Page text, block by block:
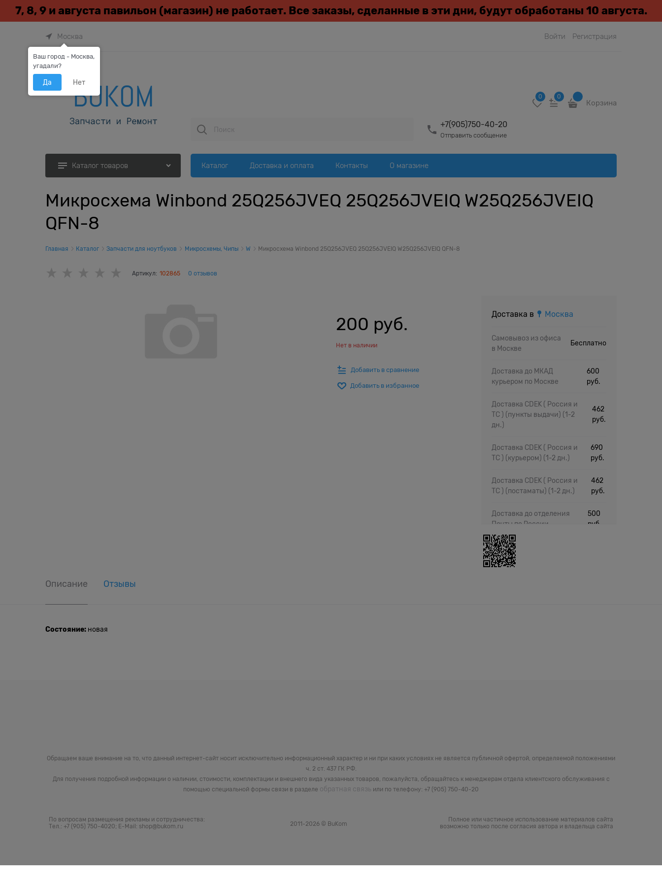
7, 8, 9 и августа павильон (магазин) не работает. Все заказы, сделанные в эти дни, будут обработаны 10 августа.
Москва Войти Регистрация
+7(905)750-40-20
Отправить сообщение
0 0
Корзина
Каталог товаров Каталог Доставка и оплата Контакты О магазине
Микросхема Winbond 25Q256JVEQ 25Q256JVEIQ W25Q256JVEIQ
QFN-8
Главная Каталог Запчасти для ноутбуков Микросхемы, Чипы W Микросхема Winbond 25Q256JVEQ 25Q256JVEIQ W25Q256JVEIQ QFN-8
Артикул: 102865 0 отзывов
200 руб.
Нет в наличии
Добавить в сравнение
Добавить в избранное
Доставка в Москва
Самовывоз из офиса
в Москве
Бесплатно
Доставка до МКАД
курьером по Москве
600
руб.
Доставка CDEK ( Россия и
ТС ) (пункты выдачи) (1-2
дн.)
462
руб.
Доставка CDEK ( Россия и
ТС ) (курьером) (1-2 дн.)
690
руб.
Доставка CDEK ( Россия и
ТС ) (постаматы) (1-2 дн.)
462
руб.
Доставка до отделения
Почты по России
500
руб.
Описание Отзывы
Состояние: новая
Обращаем ваше внимание на то, что данный интернет-сайт носит исключительно информационный характер и ни при каких условиях не является публичной офертой, определяемой положениями
ч. 2 ст. 437 ГК РФ.
Для получения подробной информации о наличии, стоимости, комплектации и внешнего вида указанных товаров, пожалуйста, обращайтесь к менеджерам отдела клиентского обслуживания с
помощью специальной формы связи в разделе обратная связь или по телефону: +7 (905) 750-40-20
По вопросам размещения рекламы и сотрудничества:
Тел.: +7 (905) 750-4020; E-Mail: shop@bukom.ru
2011-2026 © BuKom
Полное или частичное использование материалов сайта
возможно только после согласия автора и владельца сайта
Ваш город - Москва,
угадали?
Да Нет